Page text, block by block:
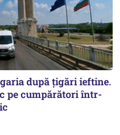
după țigări ieftine.
pe cumpărători într-